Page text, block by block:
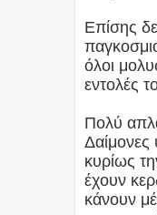
Επίσης
όλοι
εντολές
Πολύ
κυρίως
έχουν
κάνουν